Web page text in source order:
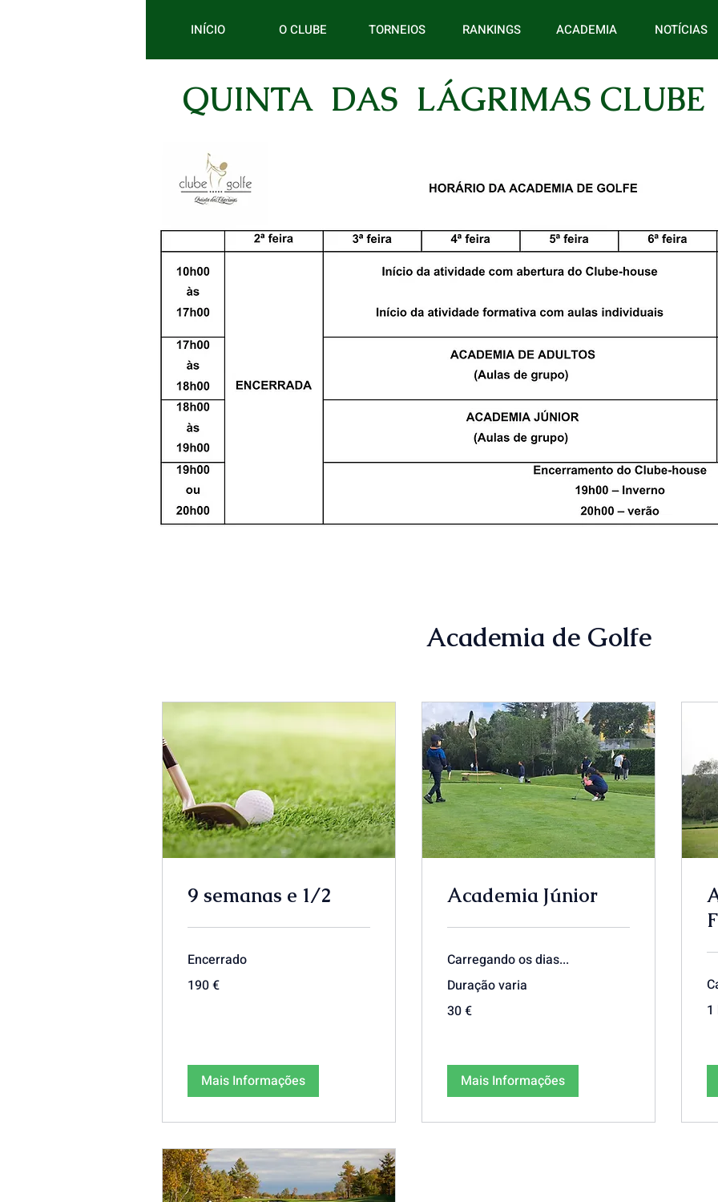
INÍCIO O CLUBE TORNEIOS RANKINGS ACADEMIA NOTÍCIAS
QUINTA DAS LÁGRIMAS
Academia de Golfe
9 semanas e 1/2
Encerrado
euros
190 €
Mais Informações
Academia Júnior
Carregando os dias...
Duração varia
euros
30 €
Mais Informações
1